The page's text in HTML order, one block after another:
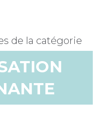
de la catégorie